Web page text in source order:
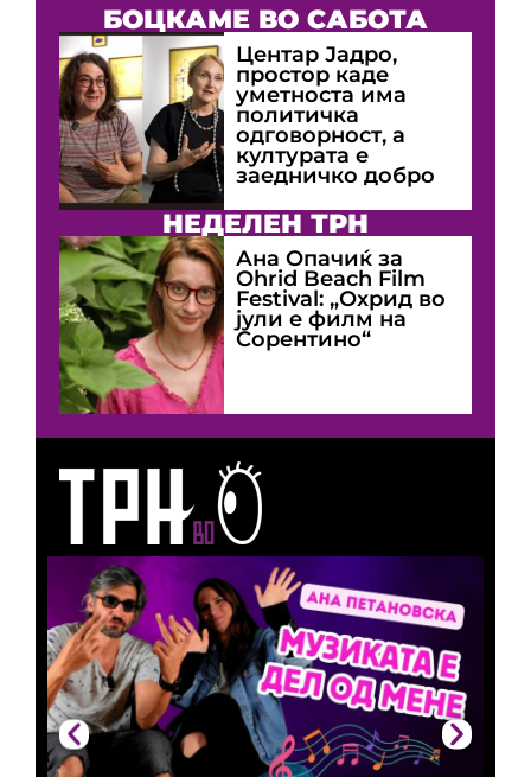
БОЦКАМЕ ВО САБОТА
Центар Јадро,
простор каде
уметноста има
политичка
одговорност, а
културата е
заедничко добро
НЕДЕЛЕН ТРН
Ана Опачиќ за
Оhrid Beach Film
Festival: „Охрид во
јули е филм на
Сорентино“